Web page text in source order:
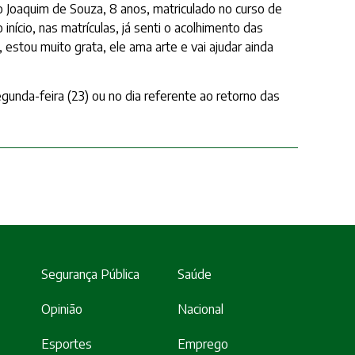
de Souza, 8 anos, matriculado no curso de
nas matrículas, já senti o acolhimento das
muito grata, ele ama arte e vai ajudar ainda
feira (23) ou no dia referente ao retorno das
Segurança Pública Saúde
Opinião Nacional
Esportes Emprego